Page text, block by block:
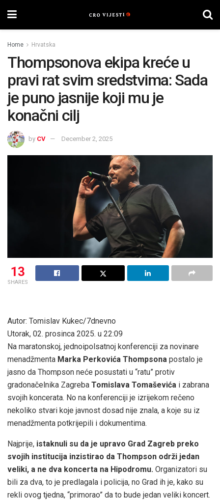
Home Hrvatska
Thompsonova ekipa kreće u
pravi rat svim sredstvima: Sada
je puno jasnije koji mu je
konačni cilj
by CV December 2, 2025
13
SHARES
Autor: Tomislav Kukec/7dnevno
Utorak, 02. prosinca 2025. u 22:09
Na maratonskoj, jednoipolsatnoj konferenciji za novinare
menadžmenta Marka Perkovića Thompsona postalo je
jasno da Thompson neće posustati u “ratu” protiv
gradonačelnika Zagreba Tomislava Tomaševića i zabrana
svojih koncerata. No na konferenciji je izrijekom rečeno
nekoliko stvari koje javnost dosad nije znala, a koje su iz
menadžmenta potkrijepili i dokumentima.
Najprije, istaknuli su da je upravo Grad Zagreb preko
svojih institucija inzistirao da Thompson održi jedan
veliki, a ne dva koncerta na Hipodromu. Organizatori su
bili za dva, to je predlagala i policija, no Grad ih je, kako su
rekli ovog tjedna, “primorao” da to bude jedan veliki koncert.